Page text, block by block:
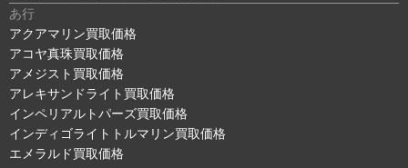
あ行
アクアマリン買取価格
アコヤ真珠買取価格
アメジスト買取価格
アレキサンドライト買取価格
インペリアルトパーズ買取価格
インディゴライトトルマリン買取価格
エメラルド買取価格